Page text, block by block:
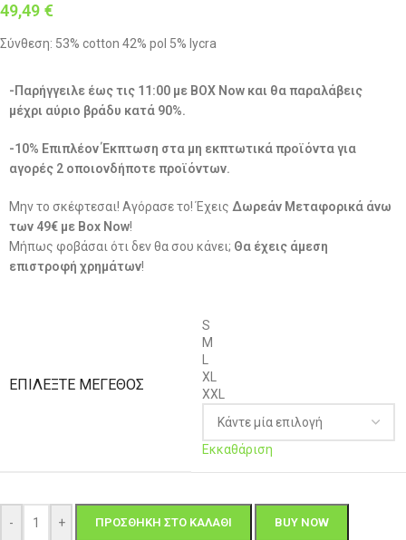
49,49 €
Σύνθεση: 53% cotton 42% pol 5% lycra
-Παρήγγειλε έως τις 11:00 με BOX Now και θα παραλάβεις
μέχρι αύριο βράδυ κατά 90%.
-10% Επιπλέον Έκπτωση στα μη εκπτωτικά προϊόντα για
αγορές 2 οποιονδήποτε προϊόντων.
Μην το σκέφτεσαι! Αγόρασε το! Έχεις Δωρεάν Μεταφορικά άνω
των 49€ με Box Now!
Μήπως φοβάσαι ότι δεν θα σου κάνει; Θα έχεις άμεση
επιστροφή χρημάτων!
ΕΠΙΛΈΞΤΕ ΜΈΓΕΘΟΣ
S
M
L
XL
XXL
Εκκαθάριση
- + ΠΡΟΣΘΉΚΗ ΣΤΟ ΚΑΛΆΘΙ BUY NOW